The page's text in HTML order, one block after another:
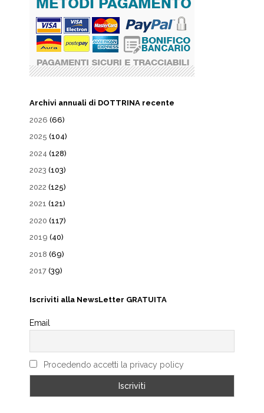
Archivi annuali di DOTTRINA recente
2026 (66)
2025 (104)
2024 (128)
2023 (103)
2022 (125)
2021 (121)
2020 (117)
2019 (40)
2018 (69)
2017 (39)
Iscriviti alla NewsLetter GRATUITA
Email
Procedendo accetti la privacy policy